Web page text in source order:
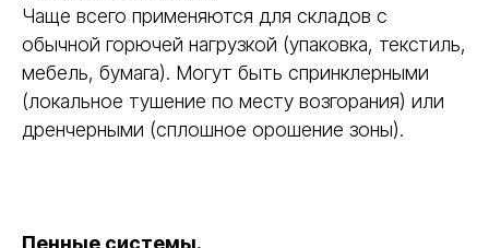
Чаще всего применяются для складов с
обычной горючей нагрузкой (упаковка, текстиль,
мебель, бумага). Могут быть спринклерными
(локальное тушение по месту возгорания) или
дренчерными (сплошное орошение зоны).
Пенные системы.